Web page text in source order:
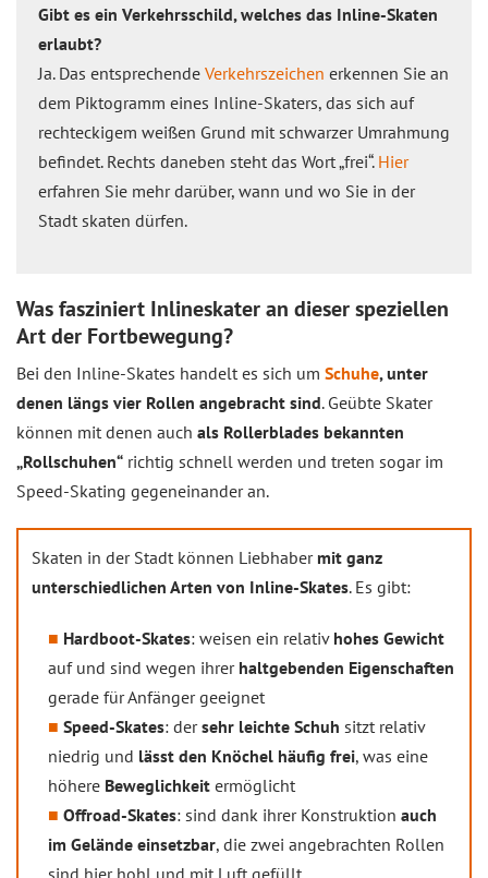
Gibt es ein Verkehrsschild, welches das Inline-Skaten
erlaubt?
Ja. Das entsprechende Verkehrszeichen erkennen Sie an
dem Piktogramm eines Inline-Skaters, das sich auf
rechteckigem weißen Grund mit schwarzer Umrahmung
befindet. Rechts daneben steht das Wort „frei“. Hier
erfahren Sie mehr darüber, wann und wo Sie in der
Stadt skaten dürfen.
Was fasziniert Inlineskater an dieser speziellen
Art der Fortbewegung?
Bei den Inline-Skates handelt es sich um Schuhe, unter
denen längs vier Rollen angebracht sind. Geübte Skater
können mit denen auch als Rollerblades bekannten
„Rollschuhen“ richtig schnell werden und treten sogar im
Speed-Skating gegeneinander an.
Skaten in der Stadt können Liebhaber mit ganz
unterschiedlichen Arten von Inline-Skates. Es gibt:
Hardboot-Skates: weisen ein relativ hohes Gewicht
auf und sind wegen ihrer haltgebenden Eigenschaften
gerade für Anfänger geeignet
Speed-Skates: dersehr leichte Schuh sitzt relativ
niedrig und lässt den Knöchel häufig frei, was eine
höhere Beweglichkeit ermöglicht
Offroad-Skates: sind dank ihrer Konstruktion auch
im Gelände einsetzbar, die zwei angebrachten Rollen
sind hier hohl und mit Luft gefüllt